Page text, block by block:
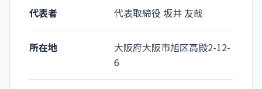
代表者 代表取締役 坂井 友哉
所在地
大阪府大阪市旭区高殿2-12-
6